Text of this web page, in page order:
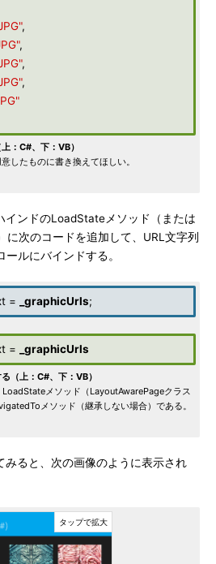
,
,
,
,
：C#、下：VB）
したものに書き換えてほしい。
ンドのLoadStateメソッド（または
次のコードを追加して、URL文字列
ルにバインドする。
= _graphicUrls;
= _graphicUrls
（上：C#、下：VB）
メソッド（LayoutAwarePageクラス
メソッド（継承しない場合）である。
ると、次の画像のように表示され